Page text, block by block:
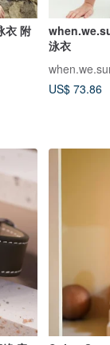
衣 附
泳衣
US$ 73.86